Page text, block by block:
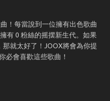
！每當說到一位擁有出色歌曲
有 0 粉絲的摇摆新生代。如果
就太好了！JOOX將會為你提
必會喜歡這些歌曲！